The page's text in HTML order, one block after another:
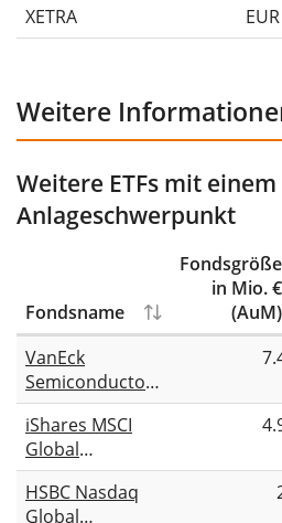
XETRA
EUR
Weitere
Weitere ETFs mit
Anlageschwerpunkt
Fondsname
Fondsgröße
in Mio. €
(AuM)
VanEck
Semiconductor
UCITS ETF
iShares MSCI
Global
Semiconductors
UCITS ETF USD
HSBC Nasdaq
Global